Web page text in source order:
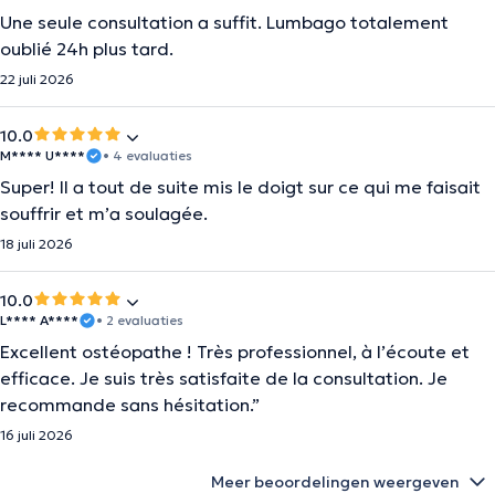
Une seule consultation a suffit. Lumbago totalement
oublié 24h plus tard.
22 juli 2026
10.0
M**** U**** • 4 evaluaties
Super! Il a tout de suite mis le doigt sur ce qui me faisait
souffrir et m’a soulagée.
18 juli 2026
10.0
L**** A**** • 2 evaluaties
Excellent ostéopathe ! Très professionnel, à l’écoute et
efficace. Je suis très satisfaite de la consultation. Je
recommande sans hésitation.”
16 juli 2026
Meer beoordelingen weergeven